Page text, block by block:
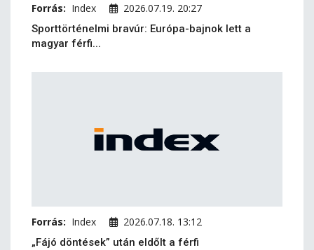
Forrás: Index 2026.07.19. 20:27
Sporttörténelmi bravúr: Európa-bajnok lett a
magyar férfi...
Forrás: Index 2026.07.18. 13:12
„Fájó döntések” után eldőlt a férfi